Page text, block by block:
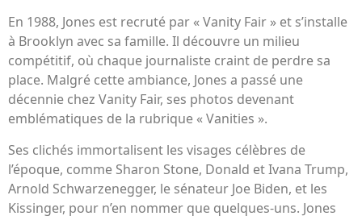
En 1988, Jones est recruté par « Vanity Fair » et s’installe
à Brooklyn avec sa famille. Il découvre un milieu
compétitif, où chaque journaliste craint de perdre sa
place. Malgré cette ambiance, Jones a passé une
décennie chez Vanity Fair, ses photos devenant
emblématiques de la rubrique « Vanities ».
Ses clichés immortalisent les visages célèbres de
l’époque, comme Sharon Stone, Donald et Ivana Trump,
Arnold Schwarzenegger, le sénateur Joe Biden, et les
Kissinger, pour n’en nommer que quelques-uns. Jones